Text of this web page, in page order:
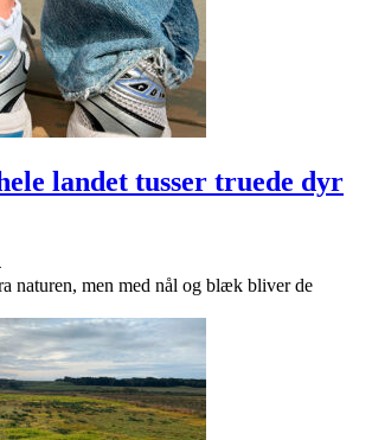
landet tusser truede dyr
naturen, men med nål og blæk bliver de